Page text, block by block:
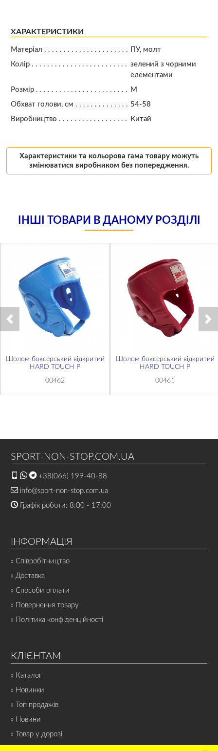
ХАРАКТЕРИСТИКИ
Матеріал
ПУ, молт
Колір
зелений з чорними
елементами
Розмір
М
Обхват голови, см
54-58
Виробництво
Китай
Характеристики та кольорова гама товару можуть
змінюватися виробником без попередження.
ІНШІ ТОВАРИ В ДАНОМУ РОЗДІЛІ
Шолом боксерський відкритий
HARD TOUCH P
00462
Шолом боксерський відкритий
HARD TOUCH P
00461
SPORT-NON-STOP.COM.UA
+38(066) 199-40-88
info@sport-non-stop.com.ua
Графік роботи: 8:00 - 17:00
ІНФОРМАЦІЯ
» Співробітництво
» Доставка
» Способи оплати
» Повернення товару
» Політика конфіденційності
КЛІЄНТАМ
» Каталог
» Новинки
» Топ продажів
» Новини
» Товар у дорозі